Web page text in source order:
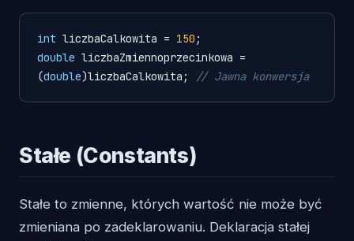
int liczbaCalkowita = 150
double liczbaZmiennoprzecinkowa =
(double)liczbaCalkowita; // Jawna konwersja
Stałe (Constants)
Stałe to zmienne, których wartość nie może być
zmieniana po zadeklarowaniu. Deklaracja stałej